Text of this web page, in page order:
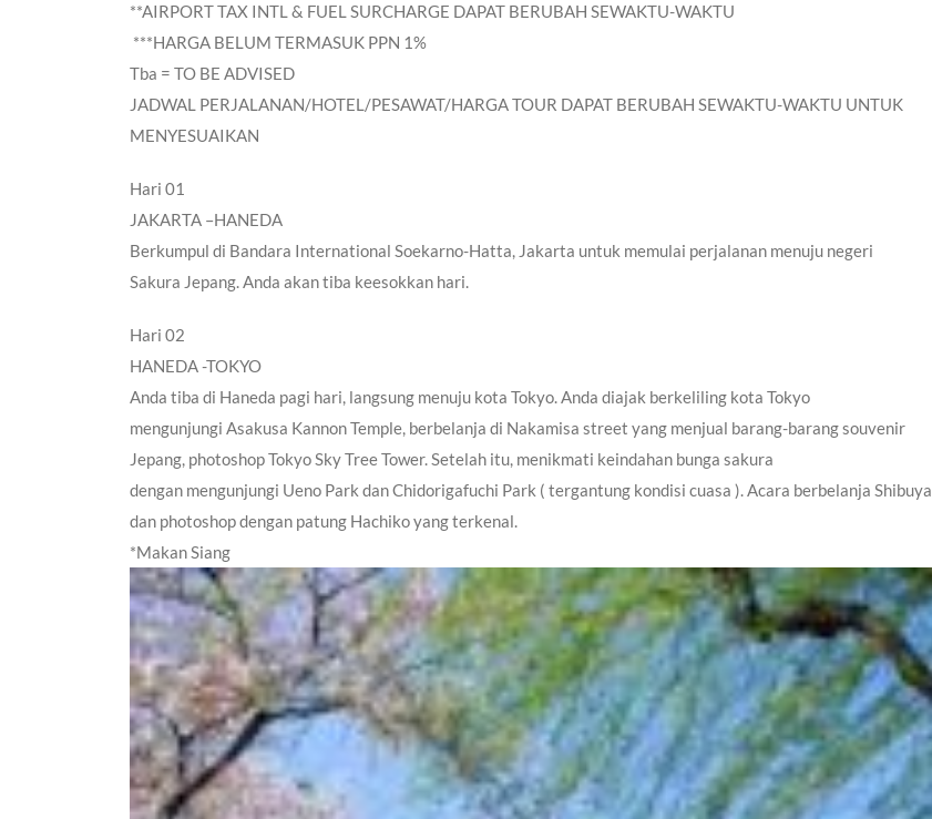
**AIRPORT TAX INTL & FUEL SURCHARGE DAPAT BERUBAH SEWAKTU-WAKTU
***HARGA BELUM TERMASUK PPN 1%
Tba = TO BE ADVISED
JADWAL PERJALANAN/HOTEL/PESAWAT/HARGA TOUR DAPAT BERUBAH SEWAKTU-WAKTU UNTUK
MENYESUAIKAN
Hari 01
JAKARTA –HANEDA
Berkumpul di Bandara International Soekarno-Hatta, Jakarta untuk memulai perjalanan menuju negeri
Sakura Jepang. Anda akan tiba keesokkan hari.
Hari 02
HANEDA -TOKYO
Anda tiba di Haneda pagi hari, langsung menuju kota Tokyo. Anda diajak berkeliling kota Tokyo
mengunjungi Asakusa Kannon Temple, berbelanja di Nakamisa street yang menjual barang-barang souvenir
Jepang, photoshop Tokyo Sky Tree Tower. Setelah itu, menikmati keindahan bunga sakura
dengan mengunjungi Ueno Park dan Chidorigafuchi Park ( tergantung kondisi cuasa ). Acara berbelanja Shibuya
dan photoshop dengan patung Hachiko yang terkenal.
*Makan Siang